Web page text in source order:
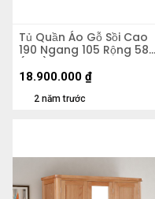
Tủ Quần Áo Gỗ Sồi Cao
190 Ngang 105 Rộng 58
(cm)
2 năm trước
18.900.000 ₫